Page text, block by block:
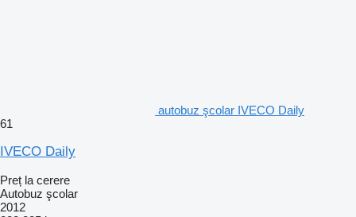
autobuz şcolar IVECO Daily
61
IVECO Daily
Preț la cerere
Autobuz şcolar
2012